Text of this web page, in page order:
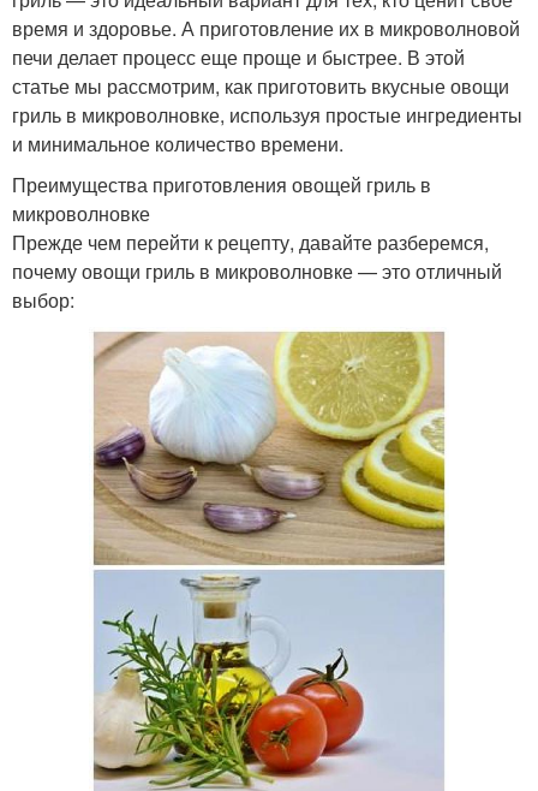
время и здоровье. А приготовление их в микроволновой
печи делает процесс еще проще и быстрее. В этой
статье мы рассмотрим, как приготовить вкусные овощи
гриль в микроволновке, используя простые ингредиенты
и минимальное количество времени.
Преимущества приготовления овощей гриль в
микроволновке
Прежде чем перейти к рецепту, давайте разберемся,
почему овощи гриль в микроволновке — это отличный
выбор: